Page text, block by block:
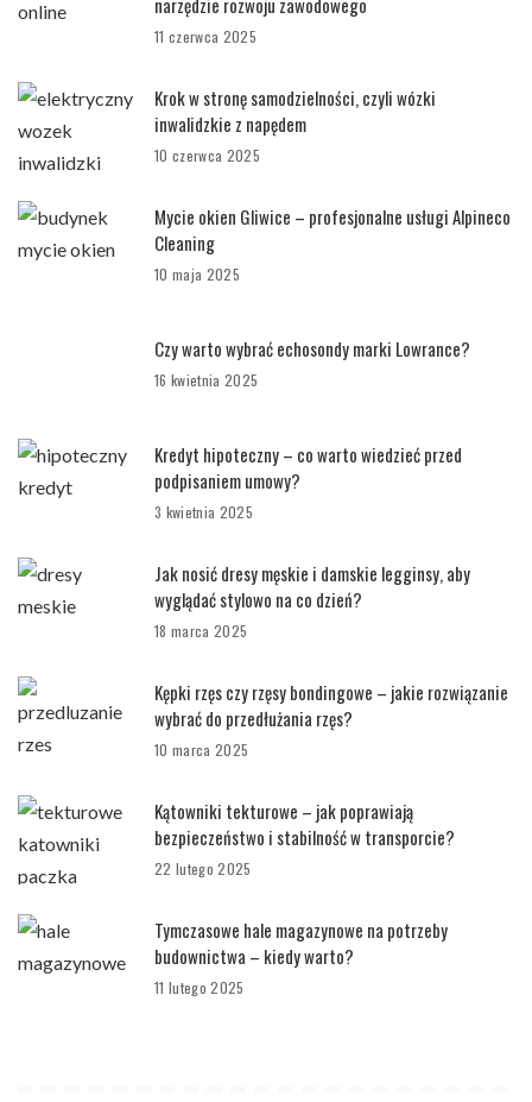
narzędzie rozwoju zawodowego
11 czerwca 2025
Krok w stronę samodzielności, czyli wózki
inwalidzkie z napędem
10 czerwca 2025
Mycie okien Gliwice – profesjonalne usługi Alpineco
Cleaning
10 maja 2025
Czy warto wybrać echosondy marki Lowrance?
16 kwietnia 2025
Kredyt hipoteczny – co warto wiedzieć przed
podpisaniem umowy?
3 kwietnia 2025
Jak nosić dresy męskie i damskie legginsy, aby
wyglądać stylowo na co dzień?
18 marca 2025
Kępki rzęs czy rzęsy bondingowe – jakie rozwiązanie
wybrać do przedłużania rzęs?
10 marca 2025
Kątowniki tekturowe – jak poprawiają
bezpieczeństwo i stabilność w transporcie?
22 lutego 2025
Tymczasowe hale magazynowe na potrzeby
budownictwa – kiedy warto?
11 lutego 2025